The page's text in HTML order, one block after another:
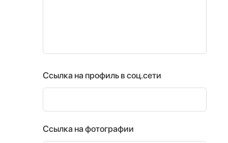
Ссылка на профиль в соц.сети
Ссылка на фотографии